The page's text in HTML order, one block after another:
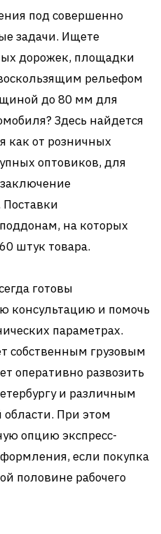
под совершенно
задачи. Ищете
дорожек, площадки
рельефом
до 80 мм для
Здесь найдется
как от розничных
оптовиков, для
на которых
штук товара.
готовы
консультацию и помочь
параметрах.
собственным грузовым
оперативно развозить
и различным
При этом
опцию экспресс-
если покупка
половине рабочего